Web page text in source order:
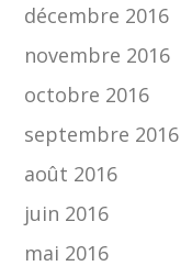
décembre 2016
novembre 2016
octobre 2016
septembre 2016
août 2016
juin 2016
mai 2016